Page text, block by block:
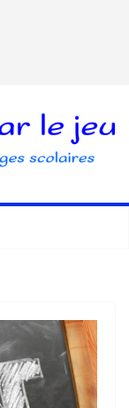
ludique ?